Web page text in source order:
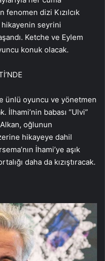
fenomen dizi Kızılcık
seyrini
Ketche ve Eylem
konuk olacak.
ünlü oyuncu ve yönetmen
İlhami’nin babası “Ulvi”
oğlunun
hikayeye dahil
İhami’ye aşık
daha da kızıştıracak.